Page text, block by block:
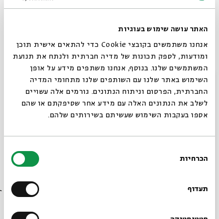
האתר עושה שימוש בעוגיות
אנחנו משתמשים בקובצי Cookie כדי להתאים אישית תוכן
ומודעות, לספק תכונות של מדיה חברתית ולנתח את תנועת
המשתמשים שלנו. בנוסף, אנחנו משתפים מידע על אופן
השימוש באתר שלנו עם השותפים שלנו מתחומי המדיה
החברתית, הפרסום וניתוח הנתונים. גורמים אלה עשויים
לשלב את הנתונים האלה עם מידע אחר שסיפקתם או שהם
אספו בעקבות השימוש שעשיתם בשירותים שלהם.
הסכמה
הכרחיות
תעדוף
שבר ותיקון
סגור